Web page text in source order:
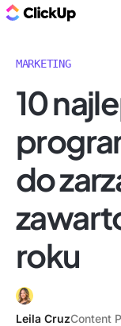
MARKETING
10
do
roku
Leila CruzContent